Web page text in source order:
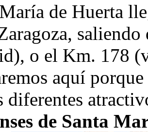
de Huerta
o el Km. 178
aquí
diferentes
de Santa